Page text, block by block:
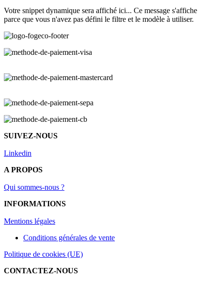
Votre snippet dynamique sera affiché ici... Ce message s'affiche
parce que vous n'avez pas défini le filtre et le modèle à utiliser.
SUIVEZ-NOUS
Linkedin
A PROPOS
Qui sommes-nous ?
INFORMATIONS
Mentions légales
Conditions générales de vente
Politique de cookies (UE)
CONTACTEZ-NOUS